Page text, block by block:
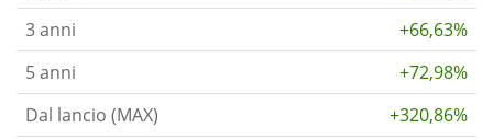
3 anni
+66,63%
5 anni
+72,98%
Dal lancio (MAX)
+320,86%